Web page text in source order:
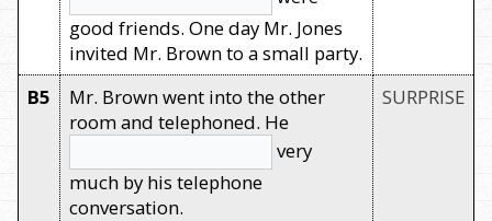
good friends. One day Mr. Jones
invited Mr. Brown to a small party.
B5
Mr. Brown went into the other
room and telephoned. He
very
much by his telephone
conversation.
SURPRISE